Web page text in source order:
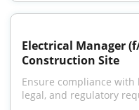
Electrical Manager
Construction Site
Ensure compliance
legal, and regulatory